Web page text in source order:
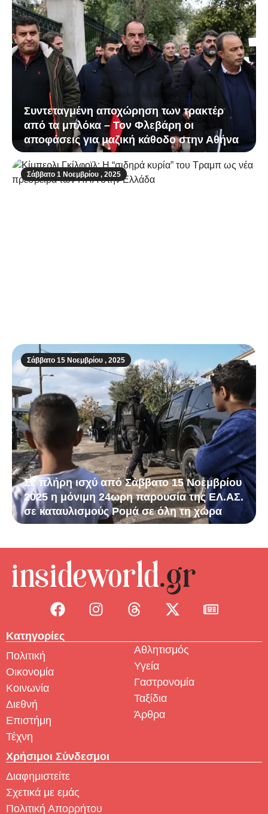
Συντεταγμένη αποχώρηση των τρακτέρ
από τα μπλόκα – Τον Φλεβάρη οι
αποφάσεις για μαζική κάθοδο στην Αθήνα
Σάββατο 1 Νοεμβρίου , 2025
Σάββατο 15 Νοεμβρίου , 2025
Σε πλήρη ισχύ από Σάββατο 15 Νοεμβρίου
2025 η μόνιμη 24ωρη παρουσία της ΕΛ.ΑΣ.
σε καταυλισμούς Ρομά σε όλη τη χώρα
Κατηγορίες
Πολιτική
Οικονομία
Κοινωνία
Διεθνή
Επιστήμη
Τέχνη
Αθλητισμός
Υγεία
Γαστρονομία
Ταξίδια
Άρθρα
Χρήσιμοι Σύνδεσμοι
Διαφημιστείτε
Σχετικά με εμάς
Πολιτική Απορρήτου